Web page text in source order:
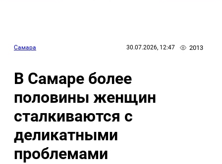
Самара 30.07.2026, 12:47 2013
В Самаре более
половины женщин
сталкиваются с
деликатными
проблемами